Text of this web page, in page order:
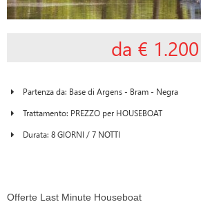
da € 1.200
Partenza da: Base di Argens - Bram - Negra
Trattamento: PREZZO per HOUSEBOAT
Durata: 8 GIORNI / 7 NOTTI
Offerte Last Minute Houseboat